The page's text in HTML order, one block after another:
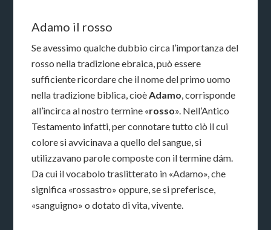
Adamo il rosso
Se avessimo qualche dubbio circa l’importanza del
rosso nella tradizione ebraica, può essere
sufficiente ricordare che il nome del primo uomo
nella tradizione biblica, cioèAdamo, corrisponde
all’incirca al nostro termine «rosso». Nell’Antico
Testamento infatti, per connotare tutto ciò il cui
colore si avvicinava a quello del sangue, si
utilizzavano parole composte con il termine dám.
Da cui il vocabolo traslitterato in «Adamo», che
significa «rossastro» oppure, se si preferisce,
«sanguigno» o dotato di vita, vivente.